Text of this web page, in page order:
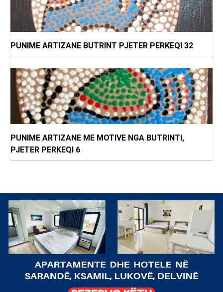
PUNIME ARTIZANE BUTRINT PJETER PERKEQI 32
PUNIME ARTIZANE ME MOTIVE NGA BUTRINTI,
PJETER PERKEQI 6